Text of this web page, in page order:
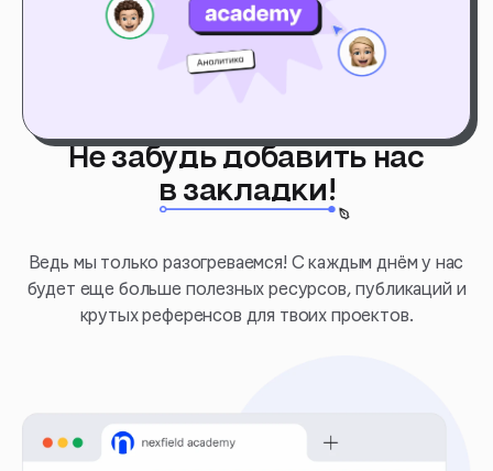
Не забудь добавить нас
в закладки!
Ведь мы только разогреваемся! С каждым днём у нас
будет еще больше полезных ресурсов, публикаций и
крутых референсов для твоих проектов.